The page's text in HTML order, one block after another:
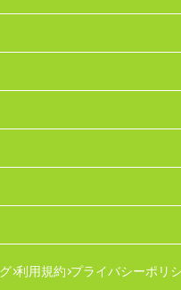
利用規約 プライバシーポリ